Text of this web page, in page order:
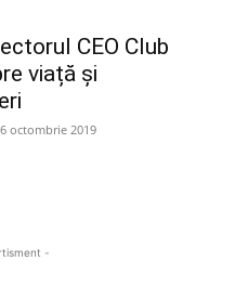
CEO Club
viață și
octombrie 2019
-